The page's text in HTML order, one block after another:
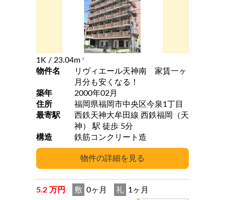
1K / 23.04m 2
物件名
リヴィエール天神南 家賃一ヶ
月分も安くなる！
築年
2000年02月
住所
福岡県福岡市中央区今泉1丁目
最寄駅
西鉄天神大牟田線 西鉄福岡（天
神） 駅 徒歩 5分
構造
鉄筋コンクリート造
5.2 万円 敷 0ヶ月 礼 1ヶ月